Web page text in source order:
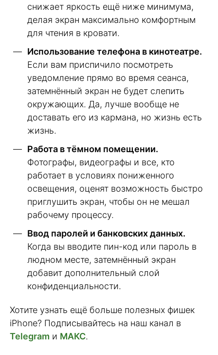
снижает яркость ещё ниже минимума,
делая экран максимально комфортным
для чтения в кровати.
Использование телефона в кинотеатре.
Если вам приспичило посмотреть
уведомление прямо во время сеанса,
затемнённый экран не будет слепить
окружающих. Да, лучше вообще не
доставать его из кармана, но жизнь есть
жизнь.
Работа в тёмном помещении.
Фотографы, видеографы и все, кто
работает в условиях пониженного
освещения, оценят возможность быстро
приглушить экран, чтобы он не мешал
рабочему процессу.
Ввод паролей и банковских данных.
Когда вы вводите пин-код или пароль в
людном месте, затемнённый экран
добавит дополнительный слой
конфиденциальности.
Хотите узнать ещё больше полезных фишек
iPhone? Подписывайтесь на наш канал в
Telegram и МАКС.